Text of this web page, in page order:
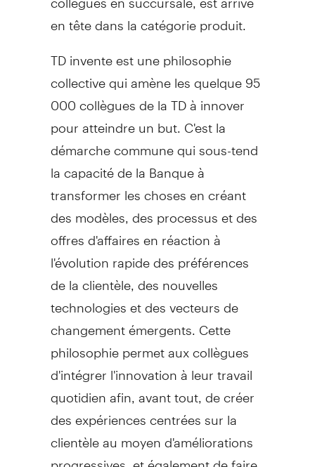
en tête dans la catégorie produit.
TD invente est une philosophie
collective qui amène les quelque 95
000 collègues de la TD à innover
pour atteindre un but. C'est la
démarche commune qui sous-tend
la capacité de la Banque à
transformer les choses en créant
des modèles, des processus et des
offres d'affaires en réaction à
l'évolution rapide des préférences
de la clientèle, des nouvelles
technologies et des vecteurs de
changement émergents. Cette
philosophie permet aux collègues
d'intégrer l'innovation à leur travail
quotidien afin, avant tout, de créer
des expériences centrées sur la
clientèle au moyen d'améliorations
progressives, et également de faire